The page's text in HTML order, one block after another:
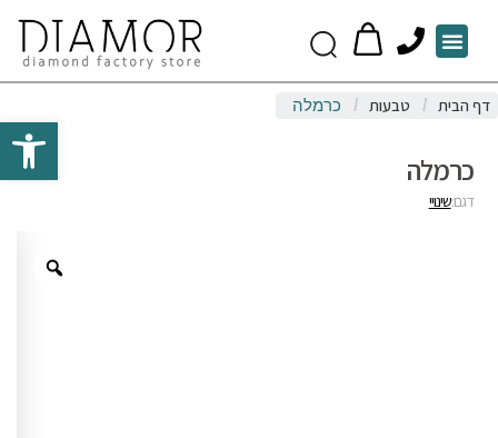
Open toolbar
P
o
n
Menu
דף הבית / טבעות / כרמלה
כרמלה
דגם:שינויי